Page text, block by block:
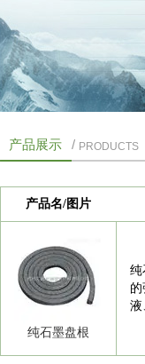
产品展示 / PRODUCTS
产品名/图片
纯石墨盘根
纯
液